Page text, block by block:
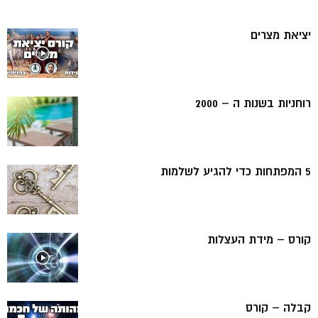
יציאת מצרים
רוחניות בשנות ה – 2000
5 המפתחות כדי להגיע לשלמות
קורס – מידת העצלות
קבלה – קורס